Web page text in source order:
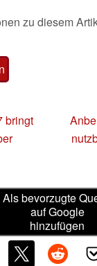
zu diesem
bringt
Als bevorzugte
auf Google
hinzufügen